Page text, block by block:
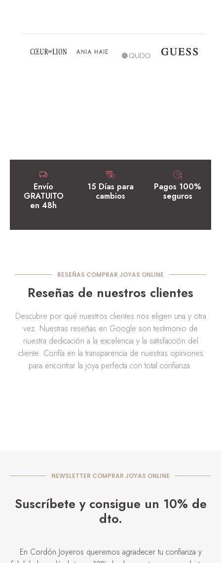
Envío
GRATUITO
en 48h
15 Días para
cambios
Pagos 100%
seguros
RESEÑAS COMPRAR JOYAS ONLINE
Reseñas de nuestros clientes
Descubre por qué nuestros clientes nos eligen una y otra
vez. Nuestras reseñas en Google son testimonio de
nuestra dedicación a la excelencia y la satisfacción del
cliente. Confía en la transparencia de nuestras opiniones
para encontrar la joya perfecta con total confianza.
NEWSLETTER COMPRAR JOYAS ONLINE
Suscríbete y consigue un 10% de
dto.
En Cordón Joyeros queremos agradecer tu confianza y